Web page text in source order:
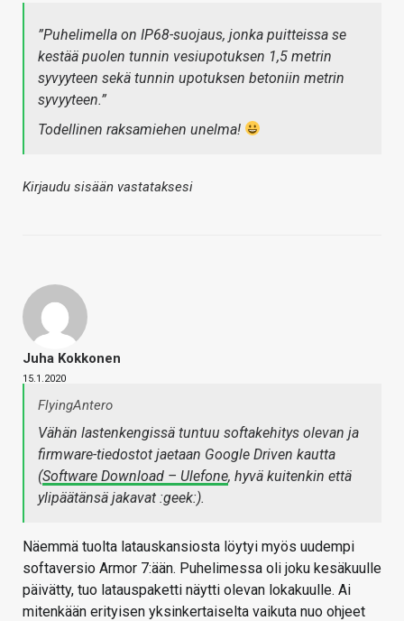
”Puhelimella on IP68-suojaus, jonka puitteissa se
kestää puolen tunnin vesiupotuksen 1,5 metrin
syvyyteen sekä tunnin upotuksen betoniin metrin
syvyyteen.”
Todellinen raksamiehen unelma!
Kirjaudu sisään vastataksesi
Juha Kokkonen
15.1.2020
FlyingAntero
Vähän lastenkengissä tuntuu softakehitys olevan ja
firmware-tiedostot jaetaan Google Driven kautta
(Software Download – Ulefone, hyvä kuitenkin että
ylipäätänsä jakavat :geek:).
Näemmä tuolta latauskansiosta löytyi myös uudempi
softaversio Armor 7:ään. Puhelimessa oli joku kesäkuulle
päivätty, tuo latauspaketti näytti olevan lokakuulle. Ai
mitenkään erityisen yksinkertaiselta vaikuta nuo ohjeet